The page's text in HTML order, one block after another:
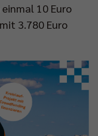
10 Euro
3.780 Euro